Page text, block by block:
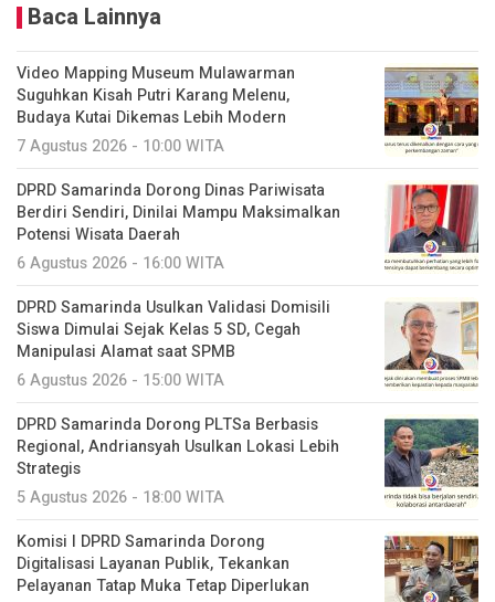
Baca Lainnya
Video Mapping Museum Mulawarman
Suguhkan Kisah Putri Karang Melenu,
Budaya Kutai Dikemas Lebih Modern
7 Agustus 2026 - 10:00 WITA
DPRD Samarinda Dorong Dinas Pariwisata
Berdiri Sendiri, Dinilai Mampu Maksimalkan
Potensi Wisata Daerah
6 Agustus 2026 - 16:00 WITA
DPRD Samarinda Usulkan Validasi Domisili
Siswa Dimulai Sejak Kelas 5 SD, Cegah
Manipulasi Alamat saat SPMB
6 Agustus 2026 - 15:00 WITA
DPRD Samarinda Dorong PLTSa Berbasis
Regional, Andriansyah Usulkan Lokasi Lebih
Strategis
5 Agustus 2026 - 18:00 WITA
Komisi I DPRD Samarinda Dorong
Digitalisasi Layanan Publik, Tekankan
Pelayanan Tatap Muka Tetap Diperlukan